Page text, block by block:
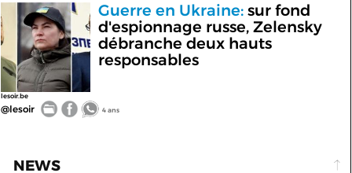
lesoir.be
Guerre en Ukraine:sur fond
d'espionnage russe, Zelensky
débranche deux hauts
responsables
@lesoir 4 ans
NEWS